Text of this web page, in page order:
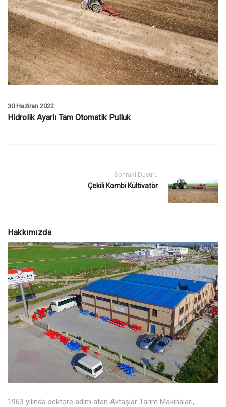
30 Haziran 2022
Hidrolik Ayarlı Tam Otomatik Pulluk
Sonraki Duyuru
Çekili Kombi Kültivatör
Hakkımızda
1963 yılında sektöre adım atan Aktaşlar Tarım Makinaları,